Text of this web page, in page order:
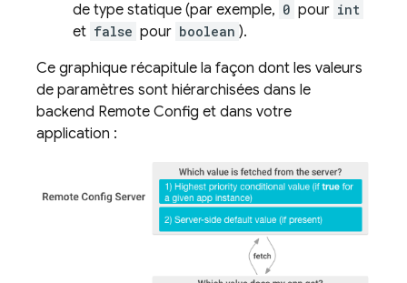
de type statique (par exemple, 0 pour int
et false pour boolean ).
Ce graphique récapitule la façon dont les valeurs
de paramètres sont hiérarchisées dans le
backend Remote Config et dans votre
application :